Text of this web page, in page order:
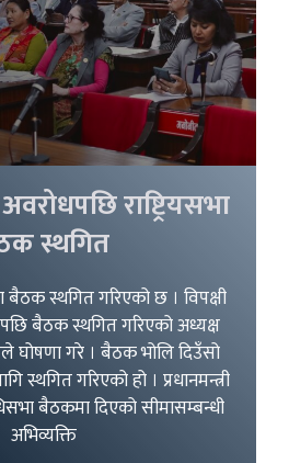
राष्ट्रियसभा
स्थगित
बैठक स्थगित गरिएको छ । विपक्षी
बैठक स्थगित गरिएको अध्यक्ष
घोषणा गरे । बैठक भोलि दिउँसो
स्थगित गरिएको हो । प्रधानमन्त्री
बैठकमा दिएको सीमासम्बन्धी
अभिव्यक्ति